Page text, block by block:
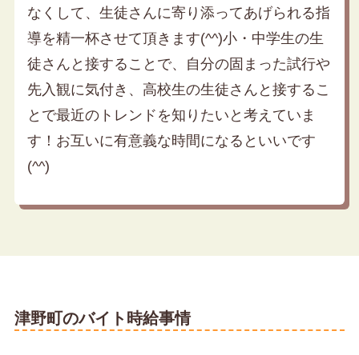
なくして、生徒さんに寄り添ってあげられる指
導を精一杯させて頂きます(^^)小・中学生の生
徒さんと接することで、自分の固まった試行や
先入観に気付き、高校生の生徒さんと接するこ
とで最近のトレンドを知りたいと考えていま
す！お互いに有意義な時間になるといいです
(^^)
津野町のバイト時給事情